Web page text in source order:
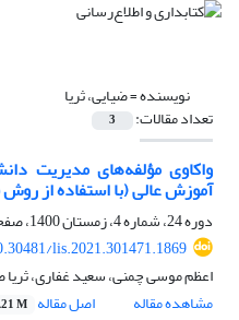
نویسنده =ضیایی، ثریا
تعداد مقالات: 3
واکاوی مؤلفه‌های مدیریت
آموزش عالی (با استفاده از
دوره 24، شماره 4، زمستان 1400، صفحه
lis.2021.301471.1869
اعظم موسی چمنی، سعید غفاری،
مشاهده مقاله
اصل مقاله M